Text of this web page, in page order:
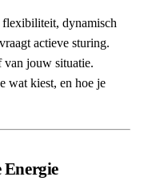
flexibiliteit, dynamisch
actieve sturing.
van jouw situatie.
wat kiest, en hoe je
Energie